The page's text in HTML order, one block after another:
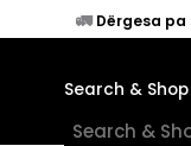
to
🚛Dërgesa
Search & Shop